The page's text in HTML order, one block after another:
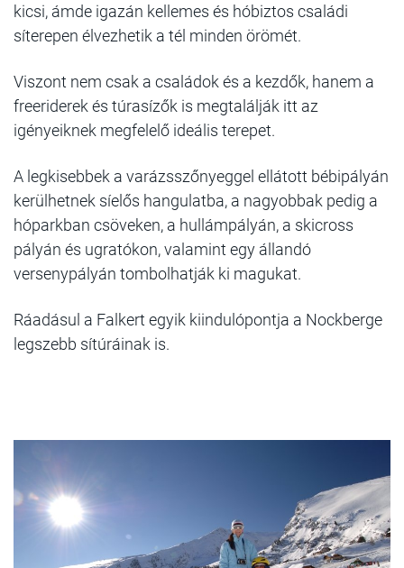
kicsi, ámde igazán kellemes és hóbiztos családi
síterepen élvezhetik a tél minden örömét.
Viszont nem csak a családok és a kezdők, hanem a
freeriderek és túrasízők is megtalálják itt az
igényeiknek megfelelő ideális terepet.
A legkisebbek a varázsszőnyeggel ellátott bébipályán
kerülhetnek síelős hangulatba, a nagyobbak pedig a
hóparkban csöveken, a hullámpályán, a skicross
pályán és ugratókon, valamint egy állandó
versenypályán tombolhatják ki magukat.
Ráadásul a Falkert egyik kiindulópontja a Nockberge
legszebb sítúráinak is.